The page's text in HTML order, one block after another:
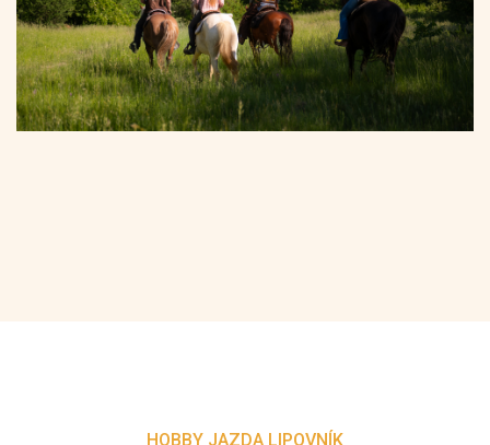
HOBBY JAZDA LIPOVNÍK